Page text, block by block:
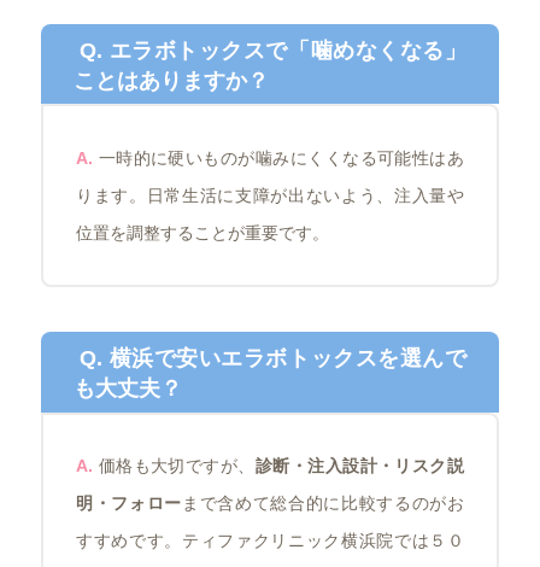
Q. エラボトックスで「噛めなくなる」
ことはありますか？
A. 一時的に硬いものが噛みにくくなる可能性はあ
ります。日常生活に支障が出ないよう、注入量や
位置を調整することが重要です。
Q. 横浜で安いエラボトックスを選んで
も大丈夫？
A. 価格も大切ですが、 診断・注入設計・リスク説
明・フォロー まで含めて総合的に比較するのがお
すすめです。ティファクリニック横浜院では５０